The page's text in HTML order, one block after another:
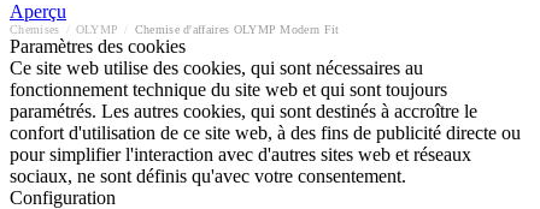
Aperçu
Chemises OLYMP Chemise d'affaires OLYMP Modern Fit
Paramètres des cookies
Ce site web utilise des cookies, qui sont nécessaires au
fonctionnement technique du site web et qui sont toujours
paramétrés. Les autres cookies, qui sont destinés à accroître le
confort d'utilisation de ce site web, à des fins de publicité directe ou
pour simplifier l'interaction avec d'autres sites web et réseaux
sociaux, ne sont définis qu'avec votre consentement.
Configuration